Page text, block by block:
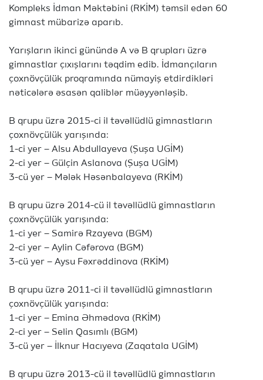
Kompleks İdman Məktəbini (RKİM) təmsil edən 60
gimnast mübarizə aparıb.
Yarışların ikinci günündə A və B qrupları üzrə
gimnastlar çıxışlarını təqdim edib. İdmançıların
çoxnövçülük proqramında nümayiş etdirdikləri
nəticələrə əsasən qaliblər müəyyənləşib.
B qrupu üzrə 2015-ci il təvəllüdlü gimnastların
çoxnövçülük yarışında:
1-ci yer – Alsu Abdullayeva (Şuşa UGİM)
2-ci yer – Gülçin Aslanova (Şuşa UGİM)
3-cü yer – Mələk Həsənbalayeva (RKİM)
B qrupu üzrə 2014-cü il təvəllüdlü gimnastların
çoxnövçülük yarışında:
1-ci yer – Samirə Rzayeva (BGM)
2-ci yer – Aylin Cəfərova (BGM)
3-cü yer – Aysu Fəxrəddinova (RKİM)
B qrupu üzrə 2011-ci il təvəllüdlü gimnastların
çoxnövçülük yarışında:
1-ci yer – Emina Əhmədova (RKİM)
2-ci yer – Selin Qasımlı (BGM)
3-cü yer – İlknur Hacıyeva (Zaqatala UGİM)
B qrupu üzrə 2013-cü il təvəllüdlü gimnastların